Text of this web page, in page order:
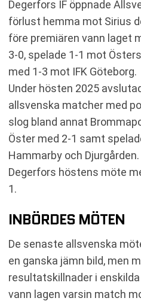
Degerfors IF öppnade
förlust hemma mot Sirius
före premiären vann laget
3-0, spelade 1-1 mot
med 1-3 mot IFK Göteborg.
Under hösten 2025
allsvenska matcher med
slog bland annat
Öster med 2-1 samt
Hammarby och
Degerfors höstens möte
1.
INBÖRDES MÖTEN
De senaste allsvenska
en ganska jämn bild, men
resultatskillnader i
vann lagen varsin match